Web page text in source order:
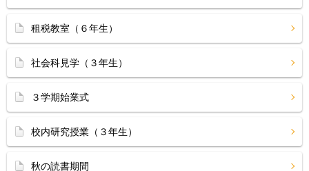
租税教室（６年生）
社会科見学（３年生）
３学期始業式
校内研究授業（３年生）
秋の読書期間